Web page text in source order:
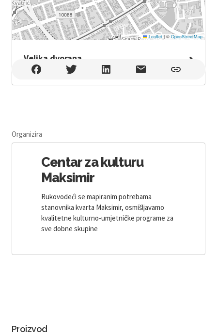
Leaflet |© OpenStreetMap
Velika dvorana
Velika dvorana , Zagreb
Organizira
Centar za kulturu
Maksimir
Rukovodeći se mapiranim potrebama
stanovnika kvarta Maksimir, osmišljavamo
kvalitetne kulturno-umjetničke programe za
sve dobne skupine
Proizvod